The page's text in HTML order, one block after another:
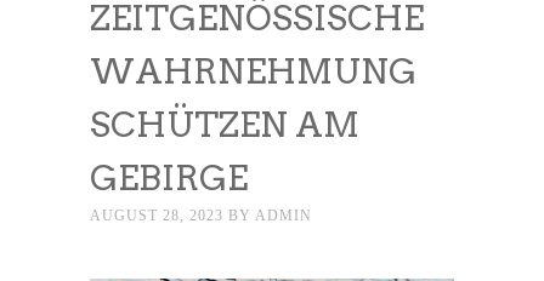
ZEITGENÖSSISCHE
WAHRNEHMUNG
SCHÜTZEN AM
GEBIRGE
AUGUST 28, 2023 BY ADMIN